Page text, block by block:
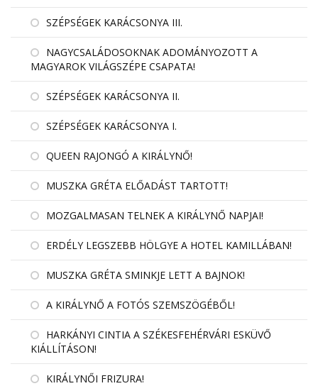
SZÉPSÉGEK KARÁCSONYA III.
NAGYCSALÁDOSOKNAK ADOMÁNYOZOTT A
MAGYAROK VILÁGSZÉPE CSAPATA!
SZÉPSÉGEK KARÁCSONYA II.
SZÉPSÉGEK KARÁCSONYA I.
QUEEN RAJONGÓ A KIRÁLYNŐ!
MUSZKA GRÉTA ELŐADÁST TARTOTT!
MOZGALMASAN TELNEK A KIRÁLYNŐ NAPJAI!
ERDÉLY LEGSZEBB HÖLGYE A HOTEL KAMILLÁBAN!
MUSZKA GRÉTA SMINKJE LETT A BAJNOK!
A KIRÁLYNŐ A FOTÓS SZEMSZÖGÉBŐL!
HARKÁNYI CINTIA A SZÉKESFEHÉRVÁRI ESKÜVŐ
KIÁLLÍTÁSON!
KIRÁLYNŐI FRIZURA!